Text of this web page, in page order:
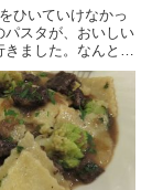
ひいていけなかっ
パスタが、おいしい
ました。なんとか
てよかったです。メ
月のまがーり」とタ
、メニューや店主の
楽しいです。 ちな
ーりは、トスカ